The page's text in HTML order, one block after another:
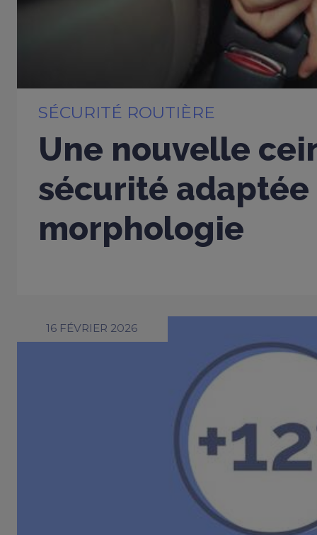
SÉCURITÉ ROUTIÈRE
Une nouvelle
sécurité adaptée
morphologie
16 FÉVRIER 2026